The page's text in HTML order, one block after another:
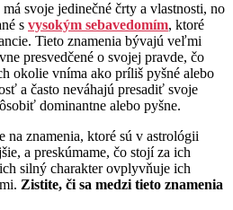
svoje jedinečné črty a vlastnosti, no
s vysokým sebavedomím, ktoré
Tieto znamenia bývajú veľmi
presvedčené o svojej pravde, čo
okolie vníma ako príliš pyšné alebo
a často neváhajú presadiť svoje
dominantne alebo pyšne.
na znamenia, ktoré sú v astrológii
a preskúmame, čo stojí za ich
silný charakter ovplyvňuje ich
Zistite, či sa medzi tieto znamenia